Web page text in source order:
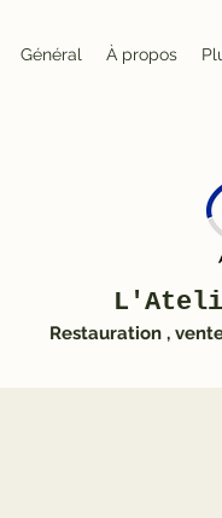
Général À propos
Restauration ,